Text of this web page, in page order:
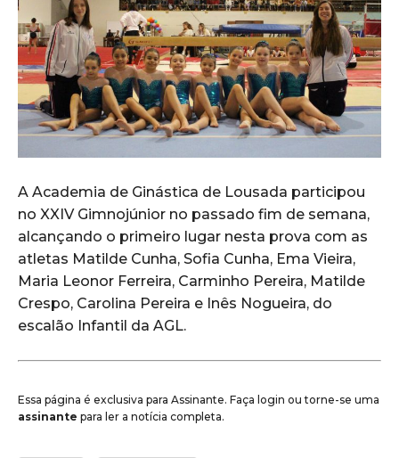
A Academia de Ginástica de Lousada participou
no XXIV Gimnojúnior no passado fim de semana,
alcançando o primeiro lugar nesta prova com as
atletas Matilde Cunha, Sofia Cunha, Ema Vieira,
Maria Leonor Ferreira, Carminho Pereira, Matilde
Crespo, Carolina Pereira e Inês Nogueira, do
escalão Infantil da AGL.
Essa página é exclusiva para Assinante. Faça login ou torne-se uma
assinante para ler a notícia completa.